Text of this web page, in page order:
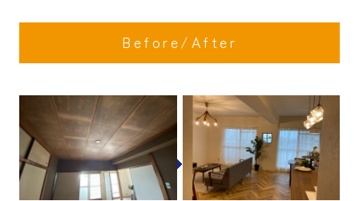
Before/After